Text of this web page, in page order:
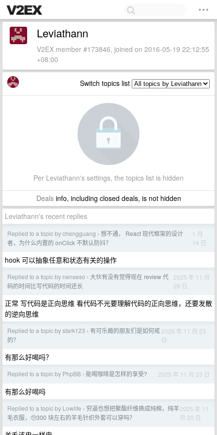
Leviathann
V2EX member #173846, joined on 2016-05-19 22:12:55
+08:00
Switch topics list
Per Leviathann's settings, the topics list is hidden
Dealsinfo, including closed deals, is not hidden
Leviathann's recent replies
Replied to a topic by chengguang › 想不通， React 现代框架的设计
者，为什么内置的 onClick 不默认防抖？
1 月
14 日
hook 可以抽象任意和状态有关的操作
Replied to a topic by nenseso › 大伙有没有觉得现在 review 代
码的时间比写代码的时间还长
2025 年 11 月
28 日
正常 写代码是正向思维 看代码不光要理解代码的正向思维，还要发散
的逆向思维
Replied to a topic by stark123 › 有可乐瘾的朋友们是如何戒
的？
2025 年 11 月 23
日
有那么好喝吗？
Replied to a topic by PhpBB › 能喝咖啡是怎样的享受? 2025 年 11 月 23 日
有那么好喝吗
Replied to a topic by Lowlife › 穷逼也想把聚酯纤维换成纯棉，纯羊
毛衣服，🥺300 块左右的羊毛针织外套可以穿吗？
2025 年 11
月 20 日